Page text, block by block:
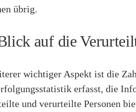
übrig.
auf die
wichtiger Aspekt ist die
erfasst, die
und verurteilte Personen